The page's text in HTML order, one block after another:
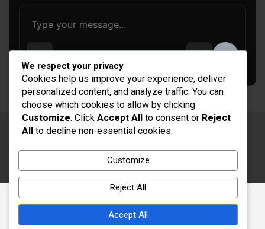
Copyright © 2026Rénovation et Décoration
Thème par :Theme Horse
Fièrement propulsé par :
We respect your privacy
Cookies help us improve your experience, deliver
personalized content, and analyze traffic. You can
choose which cookies to allow by clicking
Customize. Click Accept All to consent or Reject
All to decline non-essential cookies.
Customize
Reject All
Accept All